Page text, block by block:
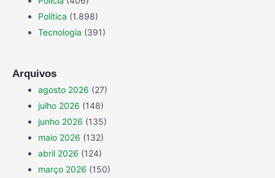
Política (1.898)
Tecnologia (391)
Arquivos
agosto 2026 (27)
julho 2026 (148)
junho 2026 (135)
maio 2026 (132)
abril 2026 (124)
março 2026 (150)